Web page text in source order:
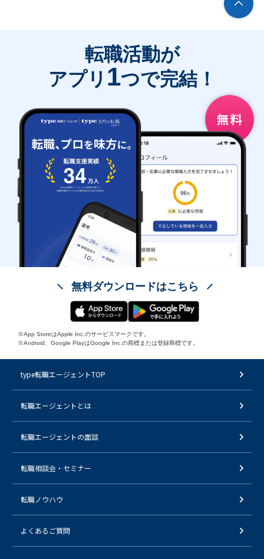
転職活動が
アプリ 1つで完結！
無料ダウンロードはこちら
※App StoreはApple Inc.のサービスマークです。
※Android、Google PlayはGoogle Inc.の商標または登録商標です。
type転職エージェントTOP
転職エージェントとは
転職エージェントの面談
転職相談会・セミナー
転職ノウハウ
よくあるご質問